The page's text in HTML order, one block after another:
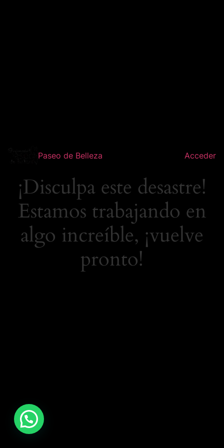
Paseo de Belleza Acceder
¡Disculpa este desastre!
Estamos trabajando en
algo increíble, ¡vuelve
pronto!